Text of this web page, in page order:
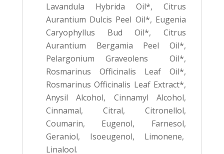
Lavandula Hybrida Oil*, Citrus
Aurantium Dulcis Peel Oil*, Eugenia
Caryophyllus Bud Oil*, Citrus
Aurantium Bergamia Peel Oil*,
Pelargonium Graveolens Oil*,
Rosmarinus Officinalis Leaf Oil*,
Rosmarinus Officinalis Leaf Extract*,
Anysil Alcohol, Cinnamyl Alcohol,
Cinnamal, Citral, Citronellol,
Coumarin, Eugenol, Farnesol,
Geraniol, Isoeugenol, Limonene,
Linalool.